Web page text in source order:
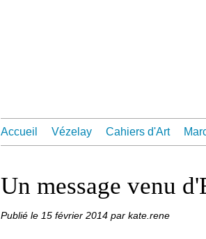
Accueil Vézelay Cahiers d'Art
Un message venu
Publié le 15 février 2014 par kate.rene